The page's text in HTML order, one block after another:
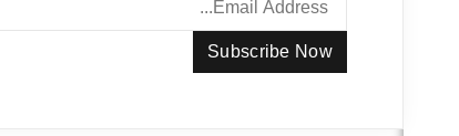
Subscribe Now